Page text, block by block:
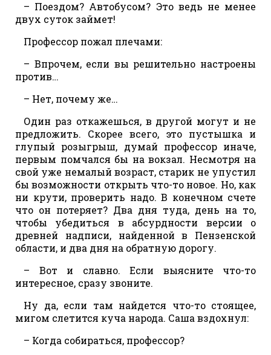
– Поездом? Автобусом? Это ведь не менее
двух суток займет!
Профессор пожал плечами:
– Впрочем, если вы решительно настроены
против…
– Нет, почему же…
Один раз откажешься, в другой могут и не
предложить. Скорее всего, это пустышка и
глупый розыгрыш, думай профессор иначе,
первым помчался бы на вокзал. Несмотря на
свой уже немалый возраст, старик не упустил
бы возможности открыть что-то новое. Но, как
ни крути, проверить надо. В конечном счете
что он потеряет? Два дня туда, день на то,
чтобы убедиться в абсурдности версии о
древней надписи, найденной в Пензенской
области, и два дня на обратную дорогу.
– Вот и славно. Если выясните что-то
интересное, сразу звоните.
Ну да, если там найдется что-то стоящее,
мигом слетится куча народа. Саша вздохнул:
– Когда собираться, профессор?